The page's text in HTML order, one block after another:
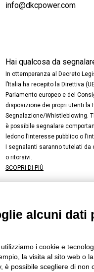
info@dkcpower.com
Hai qualcosa da
In ottemperanza al Decreto
l’Italia ha recepito la Direttiva
Parlamento europeo e del
disposizione dei propri utenti la
Segnalazione/Whistleblowing.
è possibile segnalare
ledono l’interesse pubblico o
I segnalanti saranno tutelati
o ritorsivi.
SCOPRI DI PIÙ
INSTAGRAM
alcuni dati
i cookie e
la visita al sito web o
è possibile scegliere di non